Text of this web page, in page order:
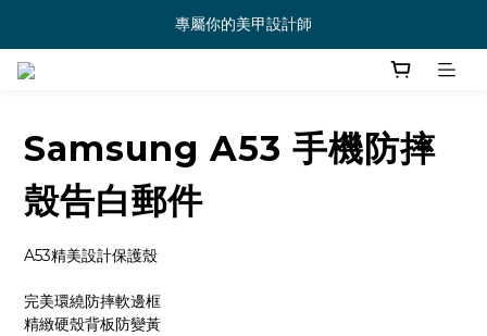
專屬你的美甲設計師
Samsung A53 手機防摔
殼告白郵件
A53精美設計保護殼
完美環繞防摔軟邊框
精緻硬殼背板防變黃